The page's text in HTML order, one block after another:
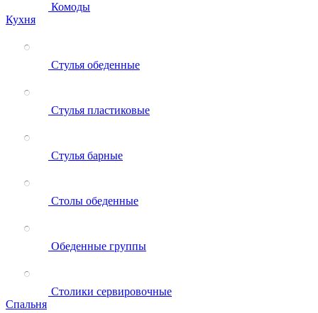
Комоды
Кухня
Стулья обеденные
Стулья пластиковые
Стулья барные
Столы обеденные
Обеденные группы
Столики сервировочные
Спальня